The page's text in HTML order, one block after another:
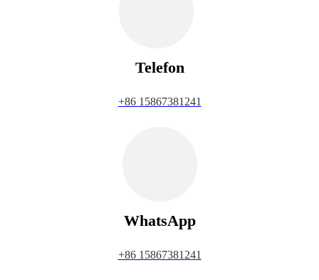
Telefon
+86 15867381241
WhatsApp
+86 15867381241